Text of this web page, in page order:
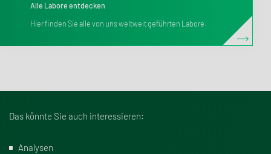
Alle Labore entdecken
Hier finden Sie alle von uns weltweit geführten Labore.
Das könnte Sie auch interessieren:
Analysen